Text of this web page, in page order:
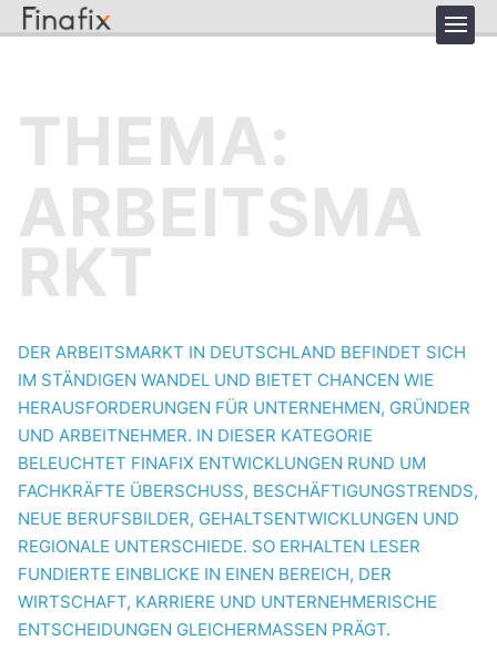
THEMA:
ARBEITSMA
RKT
DER ARBEITSMARKT IN DEUTSCHLAND BEFINDET SICH
IM STÄNDIGEN WANDEL UND BIETET CHANCEN WIE
HERAUSFORDERUNGEN FÜR UNTERNEHMEN, GRÜNDER
UND ARBEITNEHMER. IN DIESER KATEGORIE
BELEUCHTET FINAFIX ENTWICKLUNGEN RUND UM
FACHKRÄFTE ÜBERSCHUSS, BESCHÄFTIGUNGSTRENDS,
NEUE BERUFSBILDER, GEHALTSENTWICKLUNGEN UND
REGIONALE UNTERSCHIEDE. SO ERHALTEN LESER
FUNDIERTE EINBLICKE IN EINEN BEREICH, DER
WIRTSCHAFT, KARRIERE UND UNTERNEHMERISCHE
ENTSCHEIDUNGEN GLEICHERMASSEN PRÄGT.